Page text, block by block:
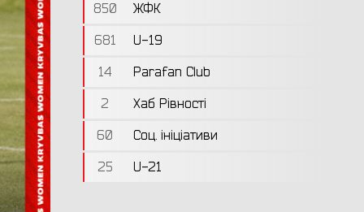
850
ЖФК
681
U-19
14
Parafan Club
2
Хаб Рівності
60
Соц. ініціативи
25
U-21